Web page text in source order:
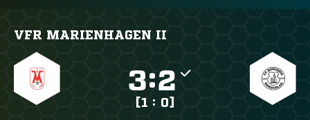
VFR MARIENHAGEN II
:
[1 : 0]